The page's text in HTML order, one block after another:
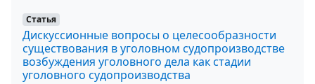
Статья
Дискуссионные вопросы о целесообразности
существования в уголовном судопроизводстве
возбуждения уголовного дела как стадии
уголовного судопроизводства